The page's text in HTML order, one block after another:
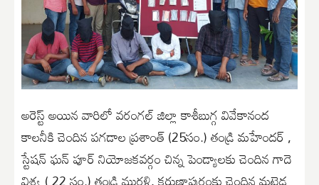
అరెస్ట్ అయిన వారిలో వరంగల్ జిల్లా కాశీబుగ్గ వివేకానంద
కాలనీకి చెందిన పగడాల ప్రశాంత్ (25సం.) తండ్రి మహేందర్ ,
స్టేషన్ ఘన్ పూర్ నియోజకవర్గం చిన్న పెండ్యాలకు చెందిన గాదె